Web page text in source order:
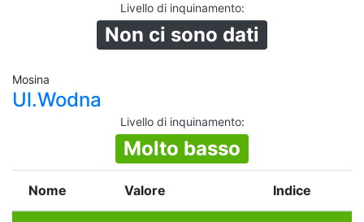
Livello di inquinamento:
Non ci sono dati
Mosina
Ul.Wodna
Livello di inquinamento:
Molto basso
Nome Valore Indice